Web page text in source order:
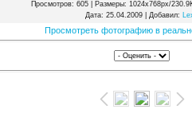
Просмотров: 605 | Размеры: 1024x768px/
Дата: 25.04.2009 | Добавил:
Просмотреть фотографию в